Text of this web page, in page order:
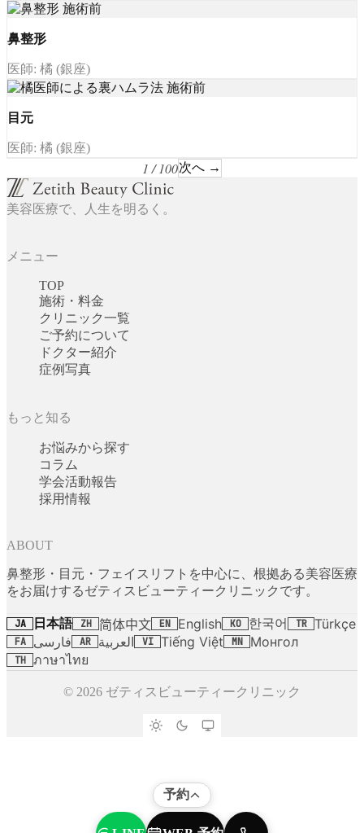
鼻整形
医師: 橘 (銀座)
目元
医師: 橘 (銀座)
1 / 100次へ →
美容医療で、人生を明るく。
メニュー
TOP
施術・料金
クリニック一覧
ご予約について
ドクター紹介
症例写真
もっと知る
お悩みから探す
コラム
学会活動報告
採用情報
ABOUT
鼻整形・目元・フェイスリフトを中心に、根拠ある美容医療
をお届けするゼティスビューティークリニックです。
JA 日本語 ZH 简体中文 EN English KO 한국어 TR Türkçe
FA فارسی AR العربية VI Tiếng Việt MN Монгол
TH ภาษาไทย
© 2026 ゼティスビューティークリニック
予約